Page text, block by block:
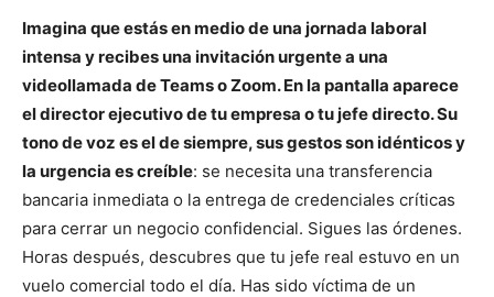
Imagina que estás en medio de una jornada laboral
intensa y recibes una invitación urgente a una
videollamada de Teams o Zoom. En la pantalla aparece
el director ejecutivo de tu empresa o tu jefe directo. Su
tono de voz es el de siempre, sus gestos son idénticos y
la urgencia es creíble: se necesita una transferencia
bancaria inmediata o la entrega de credenciales críticas
para cerrar un negocio confidencial. Sigues las órdenes.
Horas después, descubres que tu jefe real estuvo en un
vuelo comercial todo el día. Has sido víctima de un